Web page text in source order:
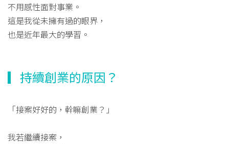
不用感性面對事業。
這是我從未擁有過的眼界，
也是近年最大的學習。
▎持續創業的原因？
「接案好好的，幹嘛創業？」
我若繼續接案，